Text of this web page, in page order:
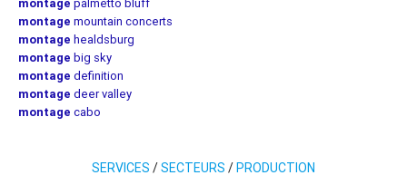
montage mountain concerts
montage healdsburg
montage big sky
montage definition
montage deer valley
montage cabo
SERVICES /SECTEURS /PRODUCTION